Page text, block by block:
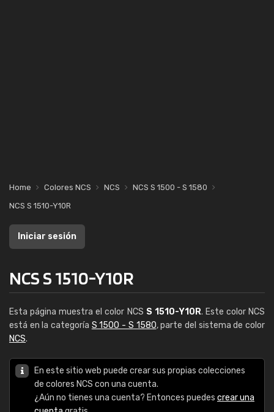
Home Colores NCS NCS
NCS S 1500 - S 1580
NCS S 1510-Y10R
Iniciar sesión
NCS S 1510-Y10R
Esta página muestra el color NCS S 1510-Y10R. Este color NCS
está en la categoría S 1500 - S 1580, parte del sistema de color
NCS.
En este sitio web puede crear sus propias colecciones
de colores NCS con una cuenta.
¿Aún no tienes una cuenta? Entonces puedes crear una